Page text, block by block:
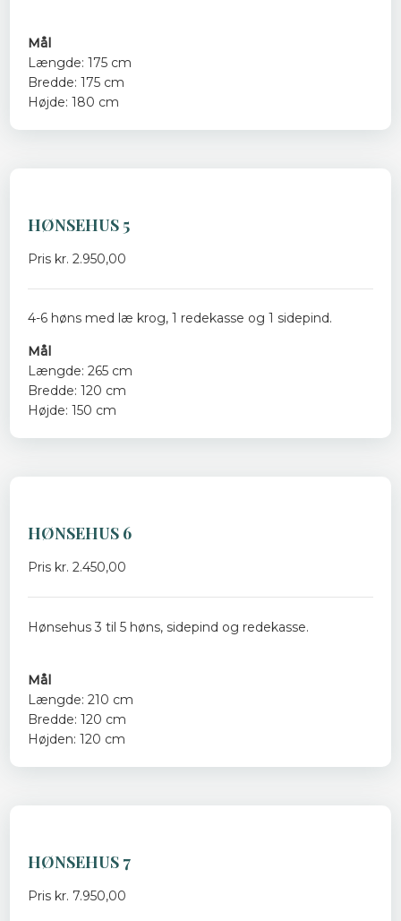
Mål
Længde: 175 cm
Bredde: 175 cm
Højde: 180 cm
HØNSEHUS 5
Pris kr. 2.950,00
4-6 høns med læ krog, 1 redekasse og 1 sidepind.
Mål
Længde: 265 cm
Bredde: 120 cm
Højde: 150 cm
HØNSEHUS 6
Pris kr. 2.450,00
Hønsehus 3 til 5 høns, sidepind og redekasse.
Mål
Længde: 210 cm
Bredde: 120 cm
Højden: 120 cm
HØNSEHUS 7
Pris kr. 7.950,00